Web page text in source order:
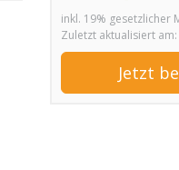
inkl. 19% gesetzlicher
Zuletzt aktualisiert
Jetzt